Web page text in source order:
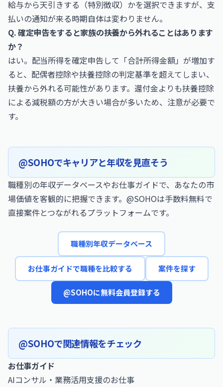
給与から天引きする（特別徴収）かを選択できますが、支
払いの通知が来る時期自体は変わりません。
Q. 確定申告をすると家族の扶養から外れることはあります
か？
はい。配当所得を確定申告して「合計所得金額」が増加す
ると、配偶者控除や扶養控除の判定基準を超えてしまい、
扶養から外れる可能性があります。還付金よりも扶養控除
による減税額の方が大きい場合が多いため、注意が必要で
す。
@SOHOでキャリアと年収を見直そう
職種別の年収データベースやお仕事ガイドで、あなたの市
場価値を客観的に把握できます。@SOHOは手数料無料で
直接案件とつながれるプラットフォームです。
職種別年収データベース
お仕事ガイドで職種を比較する 案件を探す
@SOHOに無料会員登録する
@SOHOで関連情報をチェック
お仕事ガイド
AIコンサル・業務活用支援のお仕事